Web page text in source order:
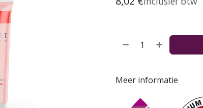
Meer informatie